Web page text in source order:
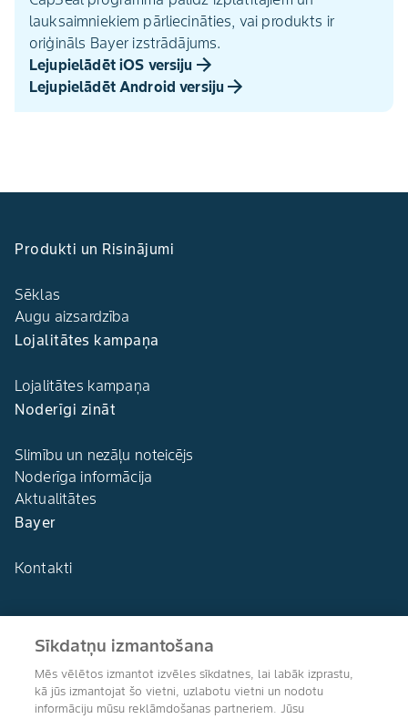
lauksaimniekiem pārliecināties, vai produkts ir
oriģināls Bayer izstrādājums.
Lejupielādēt iOS versiju
Lejupielādēt Android versiju
Produkti un Risinājumi
Sēklas
Augu aizsardzība
Lojalitātes kampaņa
Lojalitātes kampaņa
Noderīgi zināt
Slimību un nezāļu noteicējs
Noderīga informācija
Aktualitātes
Bayer
Kontakti
Latvija
Sīkdatņu izmantošana
Mēs vēlētos izmantot izvēles sīkdatnes, lai labāk izprastu,
kā jūs izmantojat šo vietni, uzlabotu vietni un nodotu
informāciju mūsu reklāmdošanas partneriem. Jūsu